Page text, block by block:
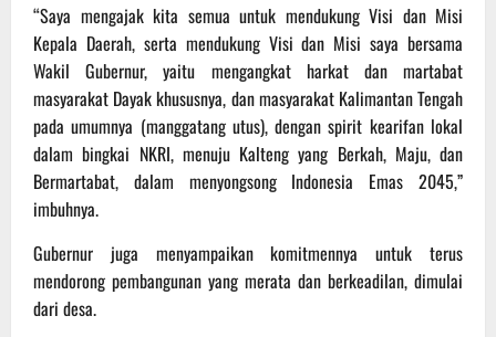
“Saya mengajak kita semua untuk mendukung Visi dan Misi
Kepala Daerah, serta mendukung Visi dan Misi saya bersama
Wakil Gubernur, yaitu mengangkat harkat dan martabat
masyarakat Dayak khususnya, dan masyarakat Kalimantan Tengah
pada umumnya (manggatang utus), dengan spirit kearifan lokal
dalam bingkai NKRI, menuju Kalteng yang Berkah, Maju, dan
Bermartabat, dalam menyongsong Indonesia Emas 2045,”
imbuhnya.
Gubernur juga menyampaikan komitmennya untuk terus
mendorong pembangunan yang merata dan berkeadilan, dimulai
dari desa.